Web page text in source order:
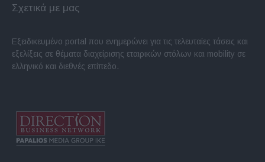
Σχετικά με μας
Εξειδικευμένο portal που ενημερώνει για τις τελευταίες τάσεις και
εξελίξεις σε θέματα διαχείρισης εταιρικών στόλων και mobility σε
ελληνικό και διεθνές επίπεδο.